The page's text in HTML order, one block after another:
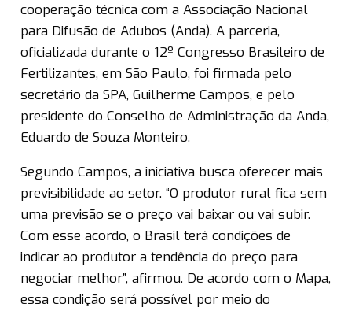
cooperação técnica com a Associação Nacional
para Difusão de Adubos (Anda). A parceria,
oficializada durante o 12º Congresso Brasileiro de
Fertilizantes, em São Paulo, foi firmada pelo
secretário da SPA, Guilherme Campos, e pelo
presidente do Conselho de Administração da Anda,
Eduardo de Souza Monteiro.
Segundo Campos, a iniciativa busca oferecer mais
previsibilidade ao setor. “O produtor rural fica sem
uma previsão se o preço vai baixar ou vai subir.
Com esse acordo, o Brasil terá condições de
indicar ao produtor a tendência do preço para
negociar melhor”, afirmou. De acordo com o Mapa,
essa condição será possível por meio do